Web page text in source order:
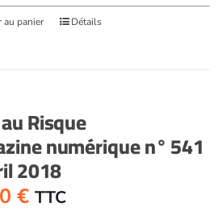
au panier Détails
Risque
numérique n° 541
2018
€ TTC